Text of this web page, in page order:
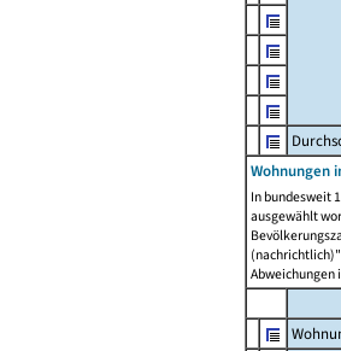
Wohnungen
In bundesweit
ausgewählt
Abweichungen